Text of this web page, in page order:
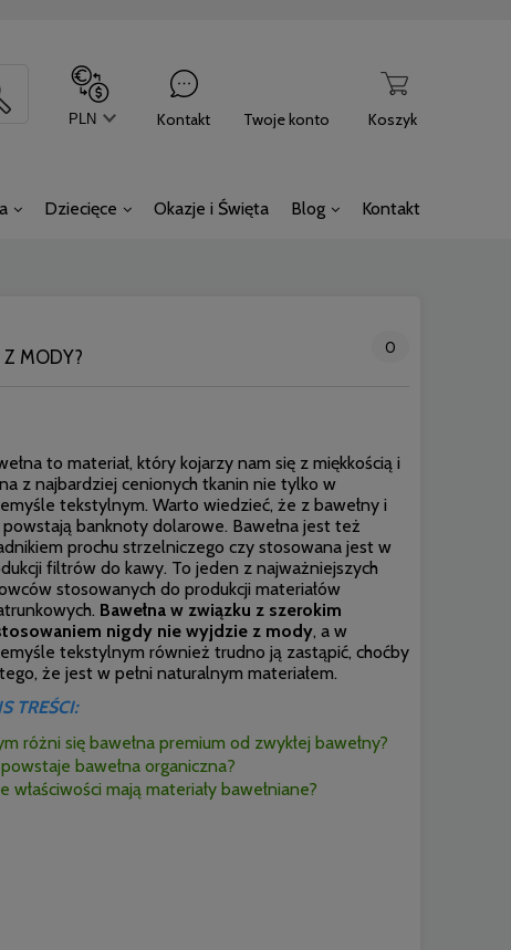
Koszyk
Kontakt Twoje konto
Dziecięce Okazje i Święta Blog Kontakt
Z MODY? 0
to materiał, który kojarzy nam się z miękkością i
z najbardziej cenionych tkanin nie tylko w
tekstylnym. Warto wiedzieć, że z bawełny i
banknoty dolarowe. Bawełna jest też
prochu strzelniczego czy stosowana jest w
filtrów do kawy. To jeden z najważniejszych
stosowanych do produkcji materiałów
Bawełna w związku z szerokim
nigdy nie wyjdzie z mody, a w
tekstylnym również trudno ją zastąpić, choćby
że jest w pełni naturalnym materiałem.
TREŚCI:
różni się bawełna premium od zwykłej bawełny?
powstaje bawełna organiczna?
właściwości mają materiały bawełniane?